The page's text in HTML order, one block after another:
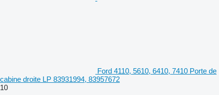
Ford 4110, 5610, 6410, 7410 Porte de
cabine droite LP 83931994, 83957672
10